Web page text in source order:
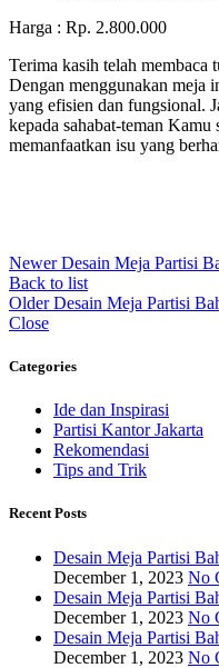
Harga : Rp. 2.800.000
Terima kasih telah membaca
Dengan menggunakan meja
yang efisien dan fungsional.
kepada sahabat-teman Kamu
memanfaatkan isu yang
Newer Desain Meja Partisi
Back to list
Older Desain Meja Partisi
Close
Categories
Ide dan Inspirasi
Partisi Kantor Jakarta
Rekomendasi
Tips and Trik
Recent Posts
Desain Meja Partisi
December 1, 2023 No
Desain Meja Partisi
December 1, 2023 No
Desain Meja Partisi
December 1, 2023 No